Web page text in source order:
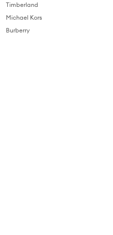
Timberland
Michael Kors
Burberry